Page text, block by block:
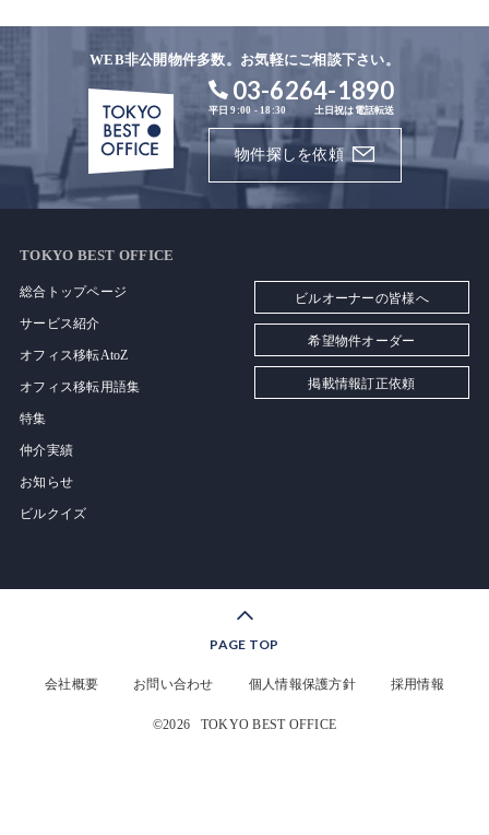
WEB非公開物件多数。お気軽にご相談下さい。
03-6264-1890
平日 9:00 - 18:30 土日祝は電話転送
物件探しを依頼
TOKYO BEST OFFICE
総合トップページ
サービス紹介
オフィス移転AtoZ
オフィス移転用語集
特集
仲介実績
お知らせ
ビルクイズ
ビルオーナーの皆様へ
希望物件オーダー
掲載情報訂正依頼
PAGE TOP
会社概要 お問い合わせ 個人情報保護方針 採用情報
©2026 TOKYO BEST OFFICE